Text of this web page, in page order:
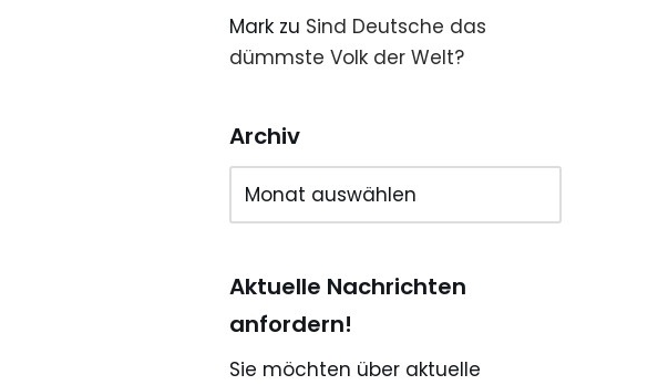
Mark zu Sind Deutsche das
dümmste Volk der Welt?
Archiv
Aktuelle Nachrichten
anfordern!
Sie möchten über aktuelle